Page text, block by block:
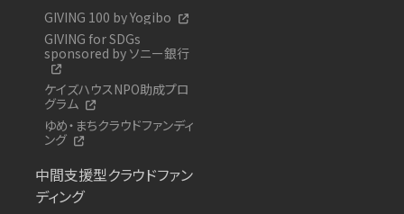
GIVING 100 by Yogibo
GIVING for SDGs
sponsored by ソニー銀行
ケイズハウスNPO助成プロ
グラム
ゆめ・まちクラウドファンディ
ング
中間支援型クラウドファン
ディング